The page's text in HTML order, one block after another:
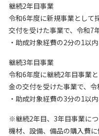
継続2年目事業
令和6年度に新規事業として
交付を受けた事業で、令和7
・助成対象経費の2分の1以
継続3年目事業
令和6年度に継続2年目事業
金の交付を受けた事業で、
・助成対象経費の3分の1以
※継続2年目、3年目事業に
機材、設備、備品の購入費